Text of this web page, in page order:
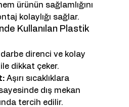
ürünün sağlamlığını
kolaylığı sağlar.
Kullanılan Plastik
direnci ve kolay
dikkat çeker.
Aşırı sıcaklıklara
sayesinde dış mekan
tercih edilir.